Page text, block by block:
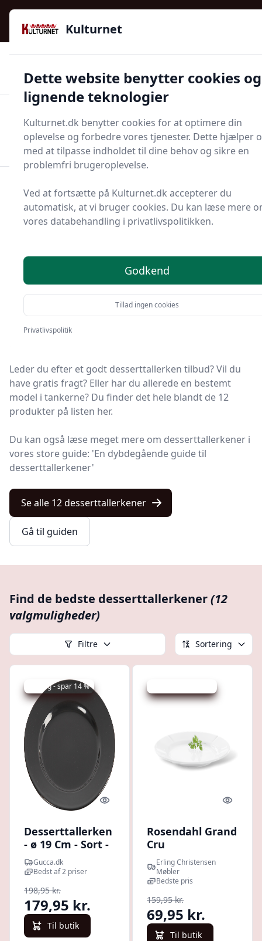
Kulturnet - Alt Det Gode I Livet | Din Kulturguide Siden
2016
97 kategorier 👍Kun godkendte butikker
Start søgning
Start søgning
Forside Bolig og indretning
Køkken og spisestue
Service
Desserttallerken
Find de bedste
desserttallerkener - 12
valgmuligheder
Velkommen til Kulturnet – her finder du de bedste
desserttallerkener på markedet. Vi har nøje udvalgt 12
Leder du efter et godt desserttallerken tilbud? Vil du
have gratis fragt? Eller har du allerede en bestemt
model i tankerne? Du finder det hele blandt de 12
produkter på listen her.
Du kan også læse meget mere om desserttallerkener i
vores store guide: 'En dybdegående guide til
desserttallerkener'
Se alle 12 desserttallerkener
Gå til guiden
Find de bedste desserttallerkener(12
valgmuligheder)
Filtre Sortering
Udsalg - spar 14 %
Quick look
Desserttallerken
- ø 19 Cm - Sort -
6 Stk.
Gucca.dk
Bedst af 2 priser
198,95 kr.
179,95 kr.
Til butik
Quick
Rosendahl Grand
Cru
desserttallerken
- 19 cm : Erling
Christensen
Møbler
Erling Christensen
Møbler
Bedste pris
159,95 kr.
69,95 kr.
Til butik
Kulturnet
Dette website benytter cookies og
lignende teknologier
Kulturnet.dk benytter cookies for at optimere din
oplevelse og forbedre vores tjenester. Dette hjælper
med at tilpasse indholdet til dine behov og sikre en
problemfri brugeroplevelse.
Ved at fortsætte på Kulturnet.dk accepterer du
automatisk, at vi bruger cookies. Du kan læse mere
vores databehandling i privatlivspolitikken.
Godkend
Tillad ingen cookies
Privatlivspolitik